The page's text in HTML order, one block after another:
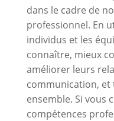
dans le cadre de
professionnel. En
individus et les
connaître, mieux
améliorer leurs
communication,
ensemble. Si vous
compétences